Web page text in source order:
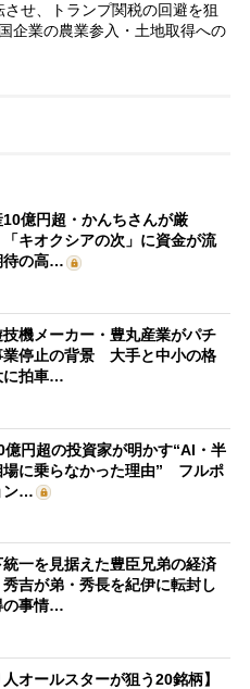
せ、トランプ関税の回避を狙
企業の農業参入・土地取得への
10億円超・かんちさんが厳
キオクシアの次」に資金が流
待の高…
機メーカー・豊丸産業がパチ
業停止の背景 大手と中小の格
に拍車…
億円超の投資家が明かす“AI・半
場に乗らなかった理由” フルポ
ン…
統一を見据えた豊臣兄弟の経済
吉が弟・秀長を紀伊に転封し
の事情…
人オールスターが狙う20銘柄】